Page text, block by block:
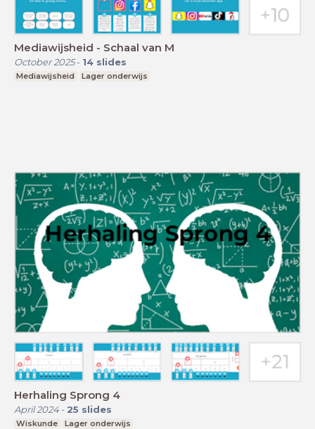
Mediawijsheid - Schaal van M
October 2025- 14 slides
Mediawijsheid Lager onderwijs
Herhaling Sprong 4
April 2024- 25 slides
Wiskunde Lager onderwijs